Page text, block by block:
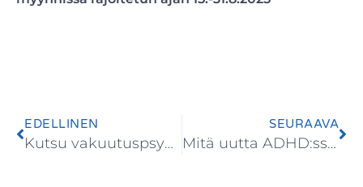
EDELLINEN
Kutsu vakuutuspsykiatrian jaoksen järjestäytymiskokoukseen
SEURAAVA
Mitä uutta ADHD:ssa – suosituksista sovelluksiin